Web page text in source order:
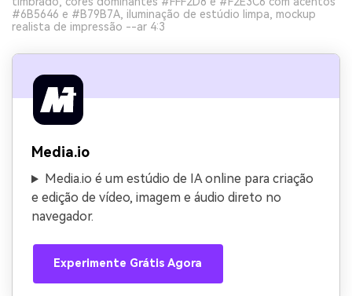
#6B5646 e #B79B7A, iluminação de estúdio limpa, mockup
realista de impressão --ar 4:3
Media.io
Media.io é um estúdio de IA online para criação
e edição de vídeo, imagem e áudio direto no
navegador.
Experimente Grátis Agora